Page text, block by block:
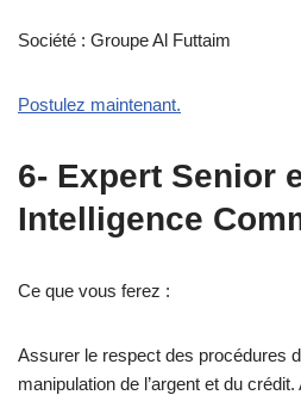
Société : Groupe Al Futtaim
Postulez maintenant.
6- Expert Senior
Intelligence
Ce que vous ferez :
Assurer le respect des procédures
manipulation de l’argent et du